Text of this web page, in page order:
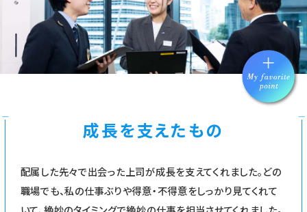
成長を支えたもの
配属した先々で出会った上司が成長を支えてくれました。どの
職場でも、私の仕事ぶりや得意・不得意をしっかり見てくれて